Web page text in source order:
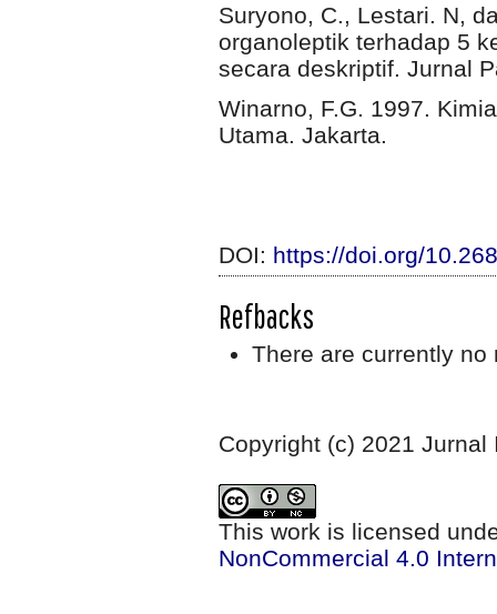
Suryono, C., Lestari. N,
organoleptik terhadap 5
secara deskriptif. Jurnal
Winarno, F.G. 1997.
Utama. Jakarta.
DOI: https://doi.org/
Refbacks
There are currently no
Copyright (c) 2021
This work is licensed
NonCommercial 4.0